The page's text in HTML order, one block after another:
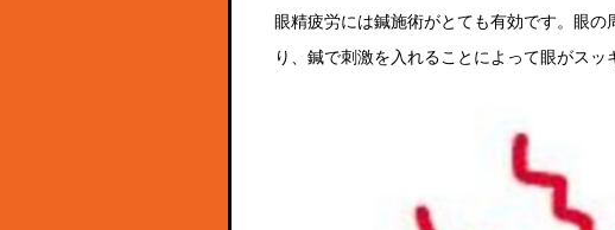
眼精疲労には鍼施術がとても有効です。眼
り、鍼で刺激を入れることによって眼がスッ